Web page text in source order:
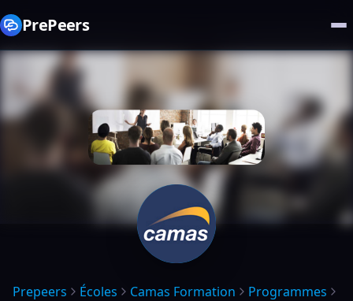
PrePeers
Prepeers Écoles Camas Formation
Programmes